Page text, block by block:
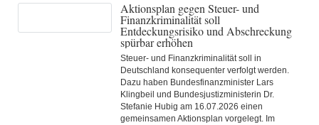
Aktionsplan gegen Steuer- und
Finanzkriminalität soll
Entdeckungsrisiko und Abschreckung
spürbar erhöhen
Steuer- und Finanzkriminalität soll in
Deutschland konsequenter verfolgt werden.
Dazu haben Bundesfinanzminister Lars
Klingbeil und Bundesjustizministerin Dr.
Stefanie Hubig am 16.07.2026 einen
gemeinsamen Aktionsplan vorgelegt. Im